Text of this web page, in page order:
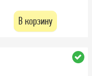
В корзину